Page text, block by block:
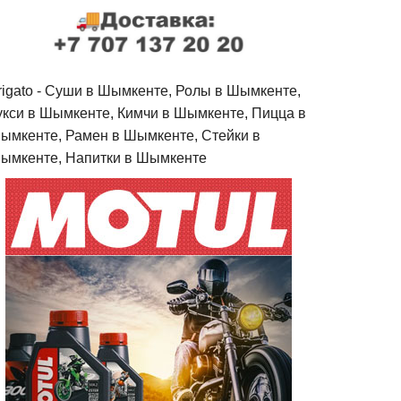
- Cуши в Шымкенте, Ролы в Шымкенте,
в Шымкенте, Кимчи в Шымкенте, Пицца в
Рамен в Шымкенте, Стейки в
Напитки в Шымкенте